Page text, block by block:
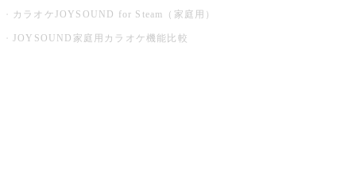
カラオケJOYSOUND for Steam（家庭用）
JOYSOUND家庭用カラオケ機能比較